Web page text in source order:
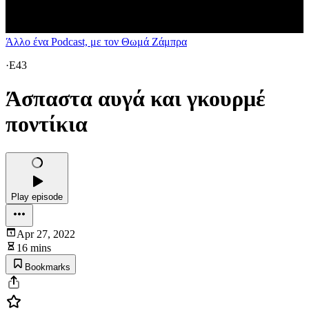
Άλλο ένα Podcast, με τον Θωμά Ζάμπρα
·E43
Άσπαστα αυγά και γκουρμέ
ποντίκια
Play episode
Apr 27, 2022
16 mins
Bookmarks